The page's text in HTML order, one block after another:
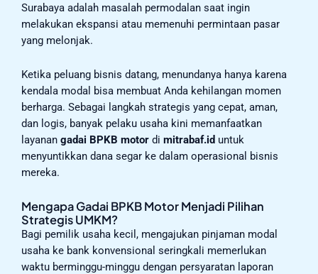
Surabaya adalah masalah permodalan saat ingin
melakukan ekspansi atau memenuhi permintaan pasar
yang melonjak.
Ketika peluang bisnis datang, menundanya hanya karena
kendala modal bisa membuat Anda kehilangan momen
berharga. Sebagai langkah strategis yang cepat, aman,
dan logis, banyak pelaku usaha kini memanfaatkan
layanan gadai BPKB motor di mitrabaf.id untuk
menyuntikkan dana segar ke dalam operasional bisnis
mereka.
Mengapa Gadai BPKB Motor Menjadi Pilihan
Strategis UMKM?
Bagi pemilik usaha kecil, mengajukan pinjaman modal
usaha ke bank konvensional seringkali memerlukan
waktu berminggu-minggu dengan persyaratan laporan